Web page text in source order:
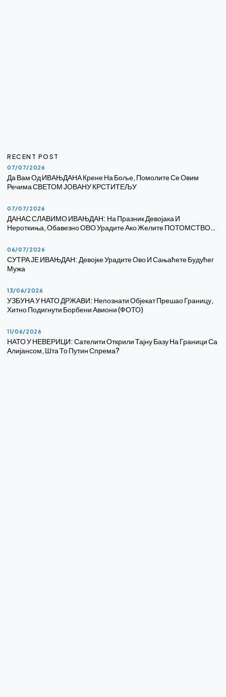
RECENT POST
07/07/2026
Да Вам Од ИВАЊДАНА Крене На Боље, Помолите Се Овим
Речима СВЕТОМ ЈОВАНУ КРСТИТЕЉУ
07/07/2026
ДАНАС СЛАВИМО ИВАЊДАН: На Празник Девојака И
Нероткиња, Обавезно ОВО Урадите Ако Желите ПОТОМСТВО…
06/07/2026
СУТРА ЈЕ ИВАЊДАН: Девојке Урадите Ово И Сањаћете Будућег
Мужа
13/06/2026
УЗБУНА У НАТО ДРЖАВИ: Непознати Објекат Прешао Границу,
Хитно Подигнути Борбени Авиони (ФОТО)
11/06/2026
НАТО У НЕВЕРИЦИ: Сателити Открили Тајну Базу На Граници Са
Алијансом, Шта То Путин Спрема?